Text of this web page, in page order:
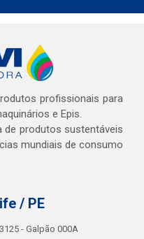
profissionais para
e Epis.
de produtos sustentáveis
mundiais de consumo
/ PE
- Galpão 000A